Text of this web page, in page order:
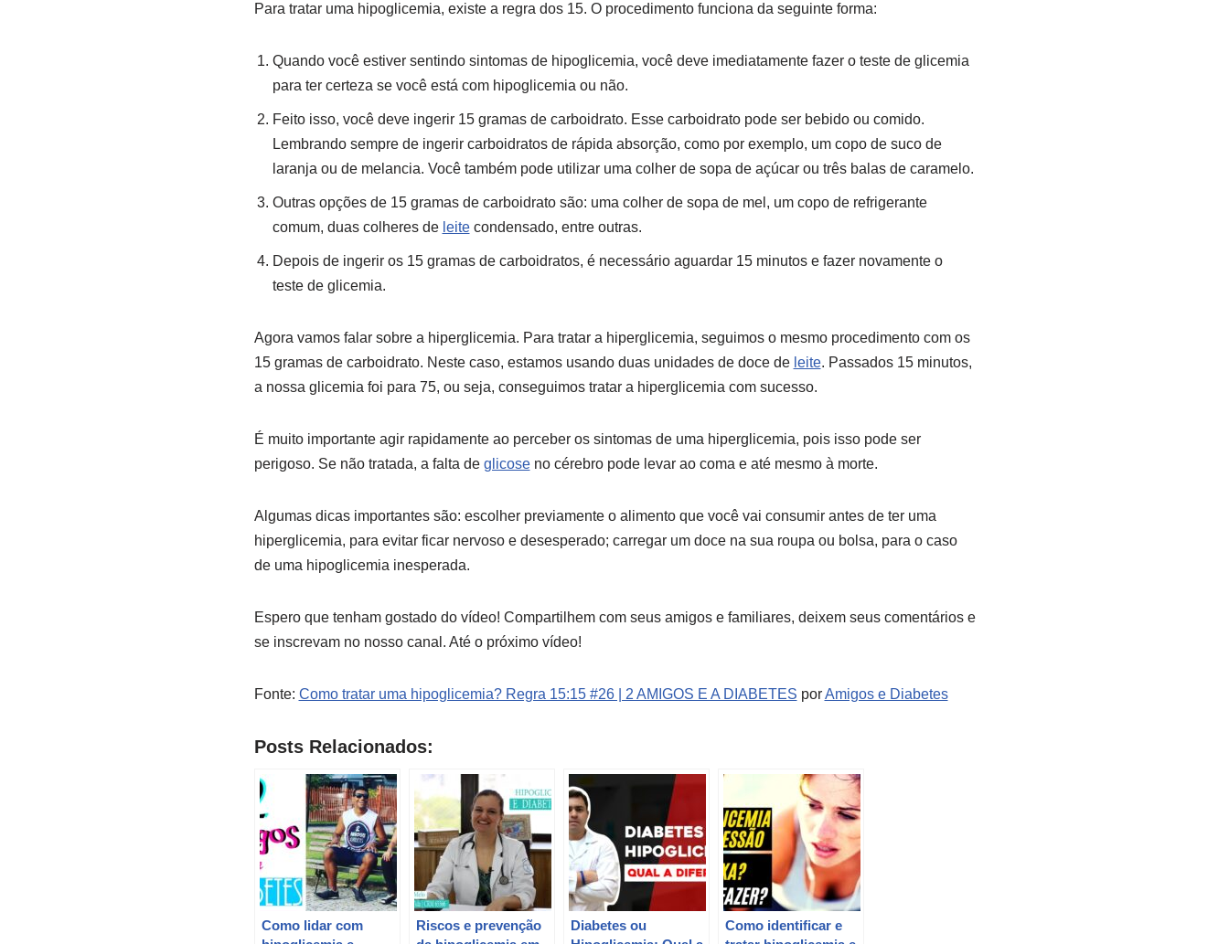
Para tratar uma hipoglicemia, existe a regra dos 15. O procedimento funciona da seguinte forma:
Quando você estiver sentindo sintomas de hipoglicemia, você deve imediatamente fazer o teste de glicemia
para ter certeza se você está com hipoglicemia ou não.
Feito isso, você deve ingerir 15 gramas de carboidrato. Esse carboidrato pode ser bebido ou comido.
Lembrando sempre de ingerir carboidratos de rápida absorção, como por exemplo, um copo de suco de
laranja ou de melancia. Você também pode utilizar uma colher de sopa de açúcar ou três balas de caramelo.
Outras opções de 15 gramas de carboidrato são: uma colher de sopa de mel, um copo de refrigerante
comum, duas colheres de leitecondensado, entre outras.
Depois de ingerir os 15 gramas de carboidratos, é necessário aguardar 15 minutos e fazer novamente o
teste de glicemia.
Agora vamos falar sobre a hiperglicemia. Para tratar a hiperglicemia, seguimos o mesmo procedimento com os
15 gramas de carboidrato. Neste caso, estamos usando duas unidades de doce de leite. Passados 15 minutos,
a nossa glicemia foi para 75, ou seja, conseguimos tratar a hiperglicemia com sucesso.
É muito importante agir rapidamente ao perceber os sintomas de uma hiperglicemia, pois isso pode ser
perigoso. Se não tratada, a falta de glicoseno cérebro pode levar ao coma e até mesmo à morte.
Algumas dicas importantes são: escolher previamente o alimento que você vai consumir antes de ter uma
hiperglicemia, para evitar ficar nervoso e desesperado; carregar um doce na sua roupa ou bolsa, para o caso
de uma hipoglicemia inesperada.
Espero que tenham gostado do vídeo! Compartilhem com seus amigos e familiares, deixem seus comentários e
se inscrevam no nosso canal. Até o próximo vídeo!
Fonte: Como tratar uma hipoglicemia? Regra 15:15 #26 | 2 AMIGOS E A DIABETES porAmigos e Diabetes
Posts Relacionados:
Como lidar com
Riscos e prevenção
Diabetes ou
Como identificar e